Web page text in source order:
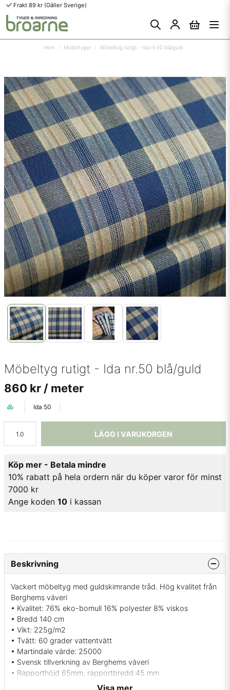
Frakt 89 kr (Gäller Sverige)
Hem Möbeltyger Möbeltyg rutigt - Ida nr.50 blå/guld
Möbeltyg rutigt - Ida nr.50 blå/guld
860 kr / meter
Ida 50
LÄGG I VARUKORGEN
Köp mer - Betala mindre
10% rabatt på hela ordern när du köper varor för minst
7000 kr
Ange koden 10 i kassan
Beskrivning
Vackert möbeltyg med guldskimrande tråd. Hög kvalitet från
Berghems väveri
• Kvalitet: 76% eko-bomull 16% polyester 8% viskos
• Bredd 140 cm
• Vikt: 225g/m2
• Tvätt: 60 grader vattentvätt
• Martindale värde: 25000
• Svensk tillverkning av Berghems väveri
• Rapporthöjd 65mm, rapportbredd 45 mm
• Färg: Blå färger, beige samt en guld rand
Visa mer